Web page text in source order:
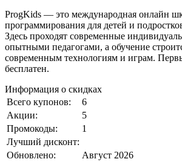
ProgKids — это международная онлайн
программирования для детей и
Здесь проходят современные
опытными педагогами, а обучение
современным технологиям и играм.
бесплатен.
Информация о скидках
Всего купонов:
6
Акции:
5
Промокоды:
1
Лучший дисконт:
Обновлено:
Август 2026